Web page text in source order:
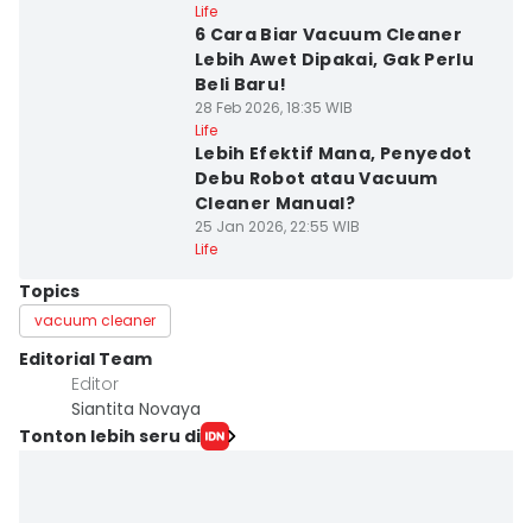
Life
6 Cara Biar Vacuum Cleaner
Lebih Awet Dipakai, Gak Perlu
Beli Baru!
28 Feb 2026, 18:35 WIB
Life
Lebih Efektif Mana, Penyedot
Debu Robot atau Vacuum
Cleaner Manual?
25 Jan 2026, 22:55 WIB
Life
Topics
vacuum cleaner
Editorial Team
Editor
Siantita Novaya
Tonton lebih seru di